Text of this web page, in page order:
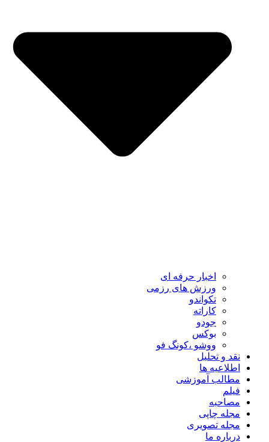
اخبار حرفه ای
ورزش های رزمی
تکواندو
کاراته
جودو
بوکس
ووشو ،کونگ فو
نقد و تحلیل
اطلاعیه ها
مطالب آموزشی
فیلم
مصاحبه
مجله چاپی
مجله تصویری
درباره ما